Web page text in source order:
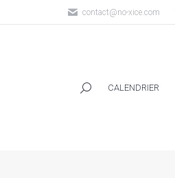
contact@no-xice.com
CALENDRIER